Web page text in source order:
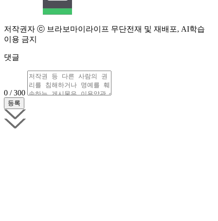
저작권자 ⓒ 브라보마이라이프 무단전재 및 재배포, AI학습
이용 금지
댓글
0 / 300